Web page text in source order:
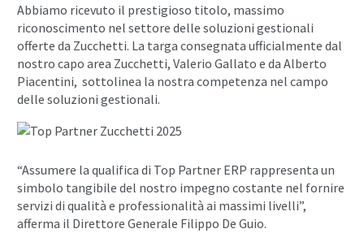
Abbiamo ricevuto il prestigioso titolo, massimo
riconoscimento nel settore delle soluzioni gestionali
offerte da Zucchetti. La targa consegnata ufficialmente dal
nostro capo area Zucchetti, Valerio Gallato e da Alberto
Piacentini, sottolinea la nostra competenza nel campo
delle soluzioni gestionali.
“Assumere la qualifica di Top Partner ERP rappresenta un
simbolo tangibile del nostro impegno costante nel fornire
servizi di qualità e professionalità ai massimi livelli”,
afferma il Direttore Generale Filippo De Guio.